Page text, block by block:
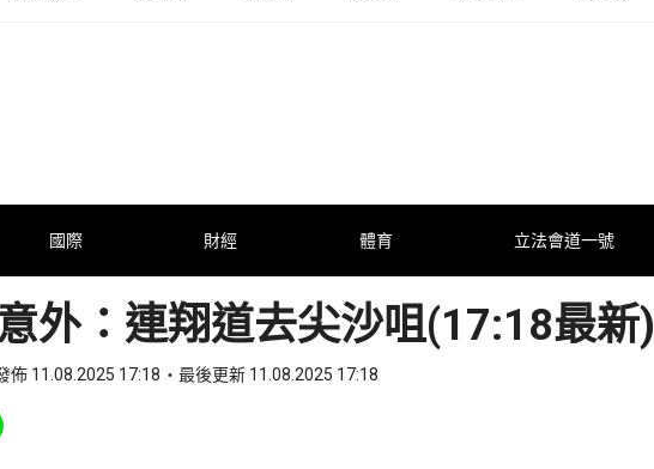
國際 財經 體育 立法會道一號
外：連翔道去尖沙咀(17:18最新)
佈 11.08.2025 17:18 最後更新 11.08.2025 17:18
to WhatsApp